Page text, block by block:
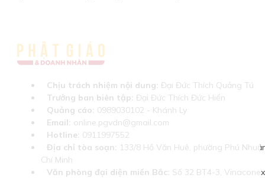
Chịu trách nhiệm nội dung: Đại Đức Thích Quảng Tú
Trưởng ban biên tập: Đại Đức Thích Đức Hiển
Quảng cáo: 0989030102 - Khánh Ly
Email: online.pgvdn@gmail.com
Hotline: 0911997552
Địa chỉ tòa soạn: 133/8 Hồ Văn Huê, phường Phú
Chí Minh
Văn phòng đại diện miền Bắc: Số 32 BT4-3,